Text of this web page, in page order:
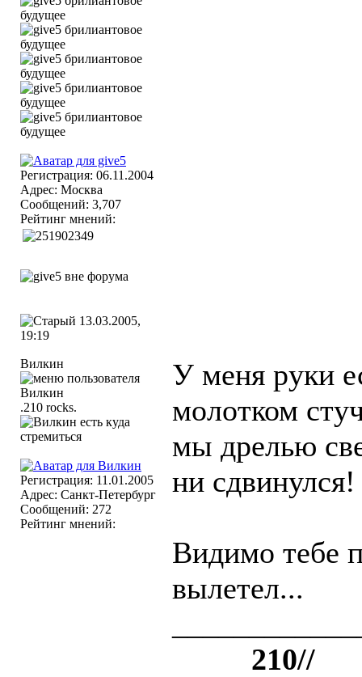
Регистрация: 06.11.2004
Адрес: Москва
Сообщений: 3,707
Рейтинг мнений:
13.03.2005,
19:19
Вилкин
.210 rocks.
Регистрация: 11.01.2005
Адрес: Санкт-Петербург
Сообщений: 272
Рейтинг мнений:
У меня руки
молотком
мы дрелью
ни сдвинулся!
Видимо тебе
вылетел...
210//